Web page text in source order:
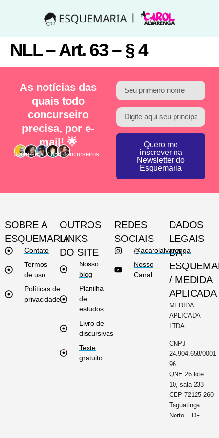
NLL – Art. 63 – § 4
As notícias das
quais todo
concurseiro
precisa, por e-
mail! 🌟
Junte-se a 2.856 concurseiros.
Quero me
inscrever na
Newsletter do
Esquemaria
SOBRE A
ESQUEMARIA
Contato
Termos
de uso
Políticas de
privacidade
OUTROS
LINKS
DO SITE
Nosso
blog
Planilha
de
estudos
Livro de
discursivas
Teste
gratuito
REDES
SOCIAIS
@acarolalvarenga
Nosso
Canal
DADOS
LEGAIS
DA
/ MEDIDA
APLICADA
MEDIDA
APLICADA
LTDA
CNPJ
24.904.658/0001-
96
QNE 26 lote
10, sala 233
CEP 72125-260
Taguatinga
Norte – DF